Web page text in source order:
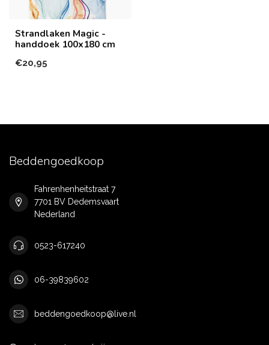
Strandlaken Magic -
handdoek 100x180 cm
€20,95
Beddengoedkoop
Fahrenhenheitstraat 7
7701 BV Dedemsvaart
Nederland
0523-617240
06-39839602
beddengoedkoop@live.nl